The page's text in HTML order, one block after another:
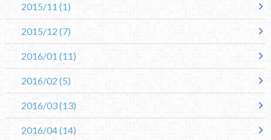
2015/11 (1)
2015/12 (7)
2016/01 (11)
2016/02 (5)
2016/03(13)
2016/04(14)